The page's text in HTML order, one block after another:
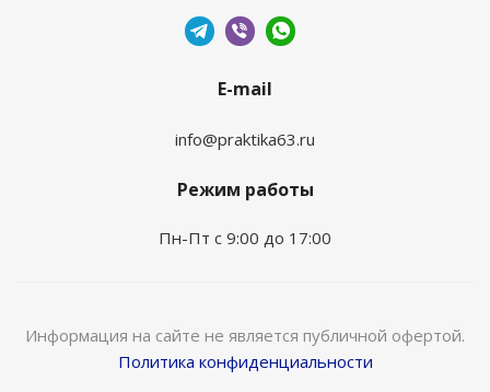
E-mail
info@praktika63.ru
Режим работы
Пн-Пт с 9:00 до 17:00
Информация на сайте не является публичной офертой.
Политика конфиденциальности